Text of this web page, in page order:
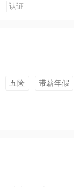
认证
五险
带薪年假